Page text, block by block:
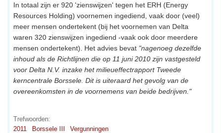
In totaal zijn er 920 'zienswijzen' tegen het ERH (Energy
Resources Holding) voornemen ingediend, vaak door (veel)
meer mensen ondertekent (bij het voornemen van Delta
waren 320 zienswijzen ingediend -vaak ook door meerdere
mensen ondertekent). Het advies bevat "nagenoeg dezelfde
inhoud als de Richtlijnen die op 11 juni 2010 zijn vastgesteld
voor Delta N.V. inzake het milieueffectrapport Tweede
kerncentrale Borssele. Dit is uiteraard het gevolg van de
overeenkomsten in de voornemens van beide bedrijven."
Trefwoorden:
2011
Borssele III
Vergunningen